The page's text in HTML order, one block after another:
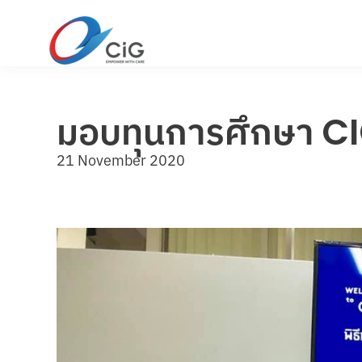
มอบทุนการศึกษา
21 November 2020